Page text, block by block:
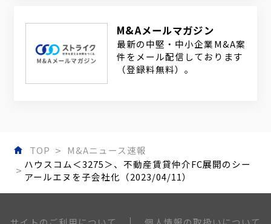
M&Aメールマガジン
最新の中堅・中小企業M&A案
件をメール配信しております
（登録料無料）。
TOP
M&Aニュース速報
ハウスコム＜3275＞、不動産賃貸仲介FC展開のシー
アールエヌを子会社化（2023/04/11）